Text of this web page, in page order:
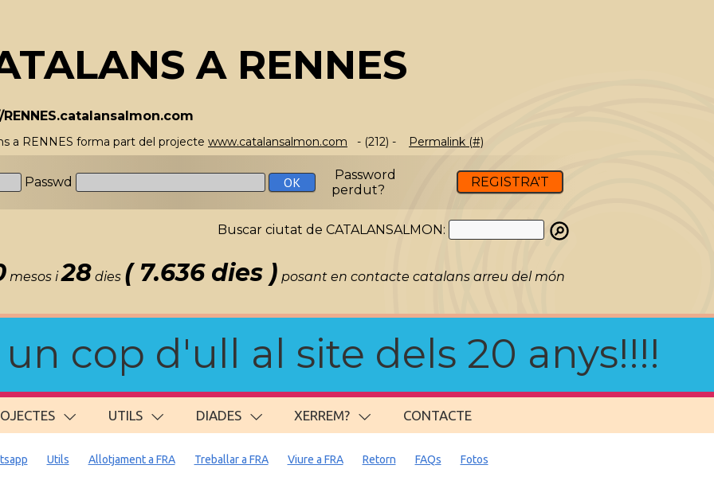
A RENNES
a RENNES forma part del projecte www.catalansalmon.com - (212) - Permalink (#)
Passwd
Password
perdut?
REGISTRA'T
Buscar ciutat de CATALANSALMON:
mesos i28 dies ( 7.636 dies ) posant en contacte catalans arreu del món
cop d'ull al site dels 20 anys!!!!
UTILS DIADES XERREM? CONTACTE
Utils Allotjament a FRA Treballar a FRA Viure a FRA Retorn FAQs Fotos